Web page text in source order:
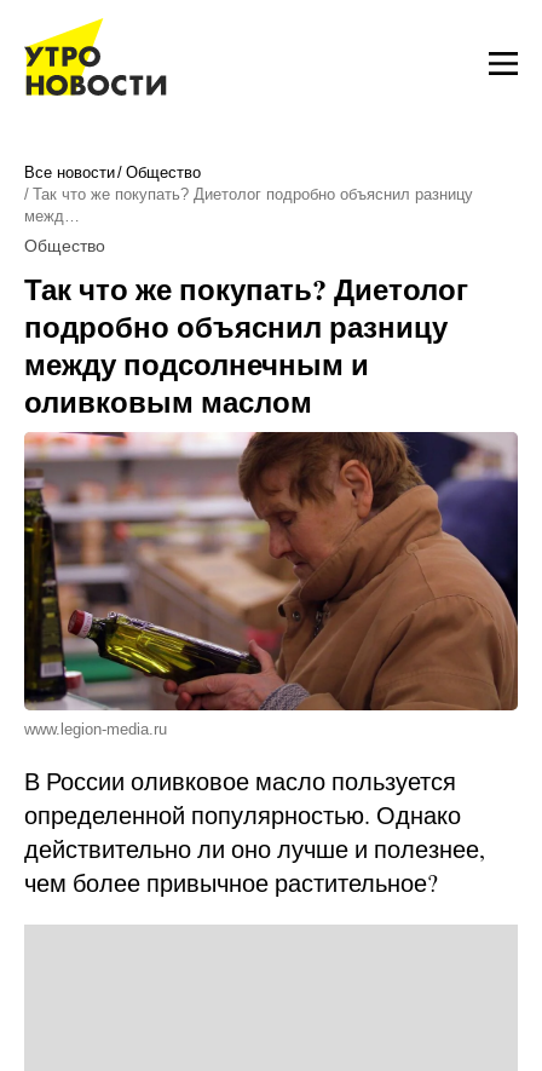
Все новости Общество
Так что же покупать? Диетолог подробно объяснил разницу
межд…
Общество
Так что же покупать? Диетолог
подробно объяснил разницу
между подсолнечным и
оливковым маслом
www.legion-media.ru
В России оливковое масло пользуется
определенной популярностью. Однако
действительно ли оно лучше и полезнее,
чем более привычное растительное?